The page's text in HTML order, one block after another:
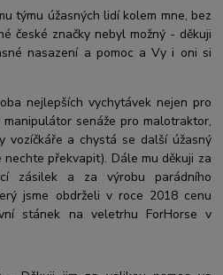
týmu úžasných lidí kolem mne, bez
české značky nebyl možný - děkuji
nasazení a pomoc a Vy i oni si
nejlepších vychytávek nejen pro
senáže pro malotraktor,
vozíčkáře a chystá se další úžasný
překvapit). Dále mu děkuji za
zásilek a za výrobu parádního
jsme obdrželi v roce 2018 cenu
stánek na veletrhu ForHorse v